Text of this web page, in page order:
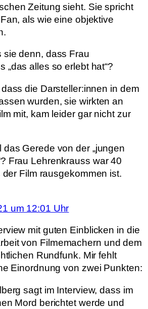
Zeitung sieht. Sie spricht
als wie eine objektive
sie denn, dass Frau
„das alles so erlebt hat“?
die Darsteller:innen in dem
wurden, sie wirkten an
mit, kam leider gar nicht zur
das Gerede von der „jungen
Frau Lehrenkrauss war 40
Film rausgekommen ist.
um 12:01 Uhr
mit guten Einblicken in die
von Filmemachern und dem
Rundfunk. Mir fehlt
Einordnung von zwei Punkten:
sagt im Interview, dass im
Mord berichtet werde und